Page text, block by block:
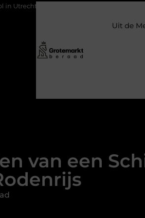
Duurzaamheid verweven in de
Uit de
van een